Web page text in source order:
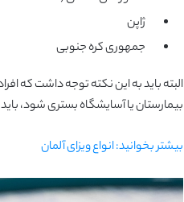
ژاپن
جمهوری کره جنوبی
البته باید به این نکته توجه داشت که
بیمارستان یا آسایشگاه بستری شود،
بیشتر بخوانید: انواع ویزای آلمان